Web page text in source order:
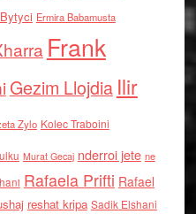
Ermira Babamusta
Frank
Gezim Llojdia Ilir
Zylo Kolec Traboini
Murat Gecaj nderroi jete ne
Rafaela Prifti Rafael
reshat kripa Sadik Elshani